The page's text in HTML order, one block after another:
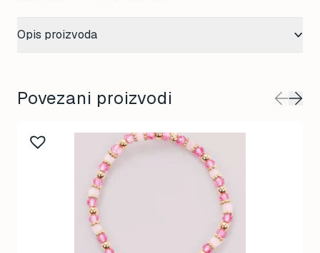
Opis proizvoda
Povezani proizvodi